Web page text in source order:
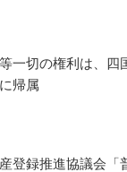
一切の権利は、四
帰属
登録推進協議会「